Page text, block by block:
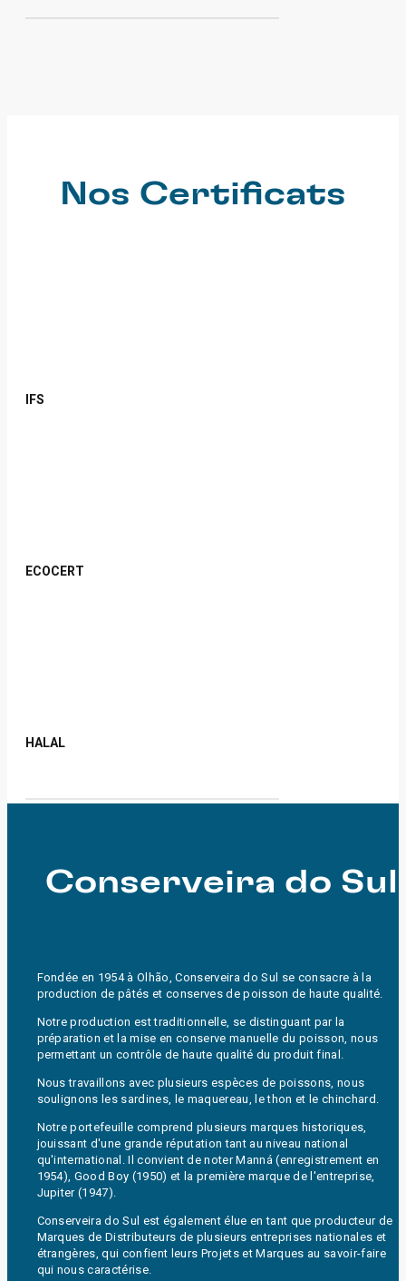
Nos Certificats
IFS
ECOCERT
HALAL
Conserveira do Sul
Fondée en 1954 à Olhão, Conserveira do Sul se consacre à la
production de pâtés et conserves de poisson de haute qualité.
Notre production est traditionnelle, se distinguant par la
préparation et la mise en conserve manuelle du poisson, nous
permettant un contrôle de haute qualité du produit final.
Nous travaillons avec plusieurs espèces de poissons, nous
soulignons les sardines, le maquereau, le thon et le chinchard.
Notre portefeuille comprend plusieurs marques historiques,
jouissant d'une grande réputation tant au niveau national
qu'international. Il convient de noter Manná (enregistrement en
1954), Good Boy (1950) et la première marque de l'entreprise,
Jupiter (1947).
Conserveira do Sul est également élue en tant que producteur de
Marques de Distributeurs de plusieurs entreprises nationales et
étrangères, qui confient leurs Projets et Marques au savoir-faire
qui nous caractérise.